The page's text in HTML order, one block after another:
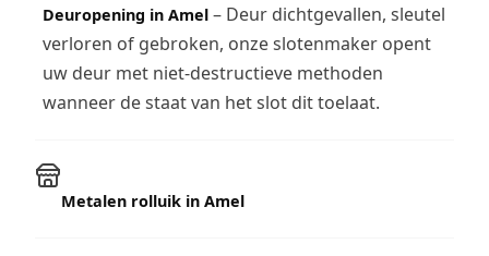
Deuropening in Amel– Deur dichtgevallen, sleutel
verloren of gebroken, onze slotenmaker opent
uw deur met niet-destructieve methoden
wanneer de staat van het slot dit toelaat.
Metalen rolluik in Amel